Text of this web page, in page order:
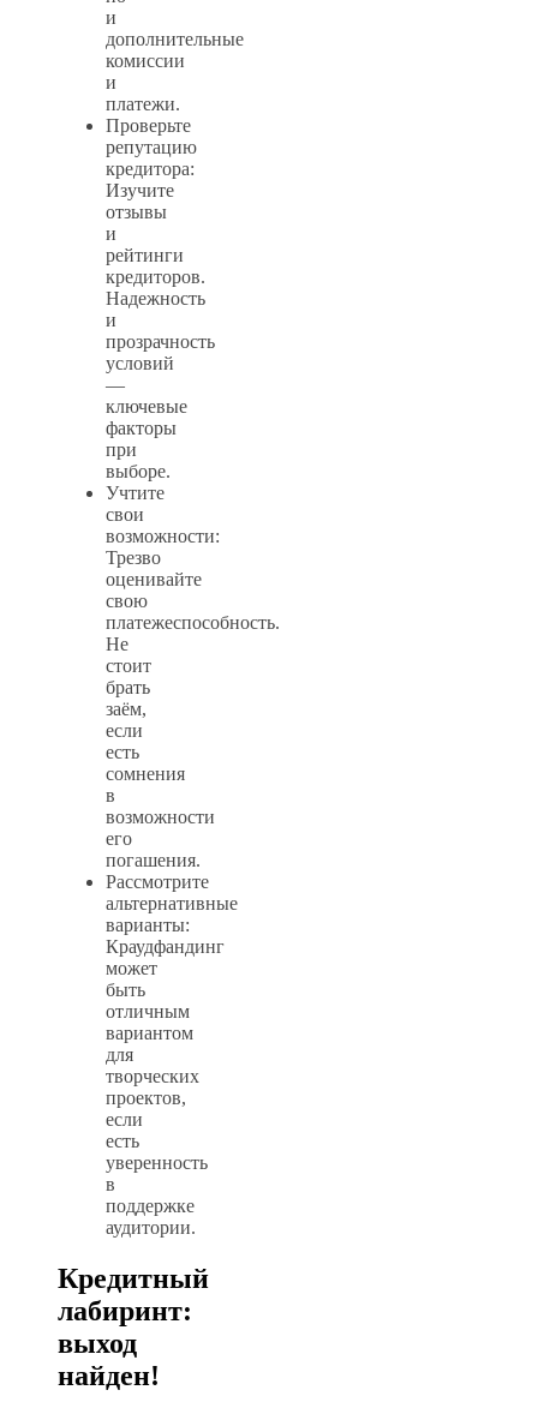
и
дополнительные
комиссии
и
платежи.
Проверьте
репутацию
кредитора:
Изучите
отзывы
и
рейтинги
кредиторов.
Надежность
и
прозрачность
условий
—
ключевые
факторы
при
выборе.
Учтите
свои
возможности:
Трезво
оценивайте
свою
платежеспособность.
Не
стоит
брать
заём,
если
есть
сомнения
в
возможности
его
погашения.
Рассмотрите
альтернативные
варианты:
Краудфандинг
может
быть
отличным
вариантом
для
творческих
проектов,
если
есть
уверенность
в
поддержке
аудитории.
Кредитный
лабиринт:
выход
найден!